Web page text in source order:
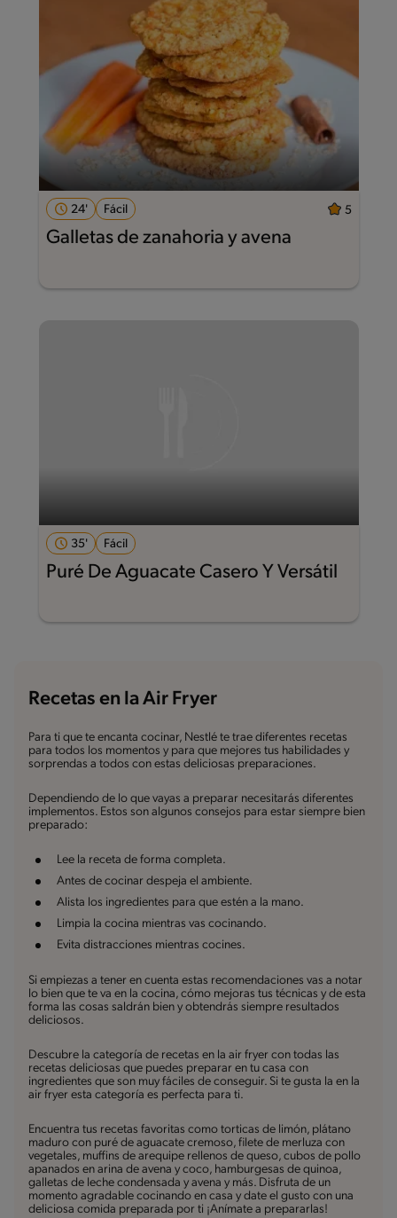
24' Fácil 5
Galletas de zanahoria y avena
35' Fácil
Puré De Aguacate Casero Y Versátil
Recetas en la Air Fryer
Para ti que te encanta cocinar, Nestlé te trae diferentes recetas
para todos los momentos y para que mejores tus habilidades y
sorprendas a todos con estas deliciosas preparaciones.
Dependiendo de lo que vayas a preparar necesitarás diferentes
implementos. Estos son algunos consejos para estar siempre bien
preparado:
Lee la receta de forma completa.
Antes de cocinar despeja el ambiente.
Alista los ingredientes para que estén a la mano.
Limpia la cocina mientras vas cocinando.
Evita distracciones mientras cocines.
Si empiezas a tener en cuenta estas recomendaciones vas a notar
lo bien que te va en la cocina, cómo mejoras tus técnicas y de esta
forma las cosas saldrán bien y obtendrás siempre resultados
deliciosos.
Descubre la categoría de recetas en la air fryer con todas las
recetas deliciosas que puedes preparar en tu casa con
ingredientes que son muy fáciles de conseguir. Si te gusta la en la
air fryer esta categoría es perfecta para ti.
Encuentra tus recetas favoritas como torticas de limón, plátano
maduro con puré de aguacate cremoso, filete de merluza con
vegetales, muffins de arequipe rellenos de queso, cubos de pollo
apanados en arina de avena y coco, hamburgesas de quinoa,
galletas de leche condensada y avena y más. Disfruta de un
momento agradable cocinando en casa y date el gusto con una
deliciosa comida preparada por ti ¡Anímate a prepararlas!